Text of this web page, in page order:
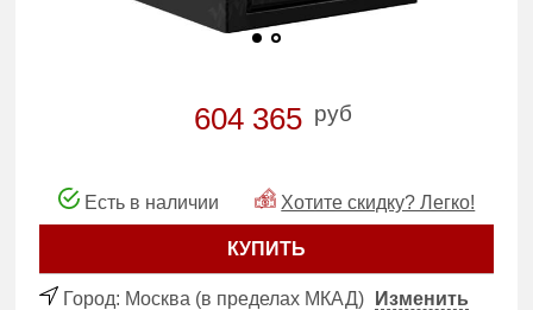
604 365 руб
Есть в наличии Хотите скидку? Легко!
КУПИТЬ
Город: Москва (в пределах МКАД)
Изменить